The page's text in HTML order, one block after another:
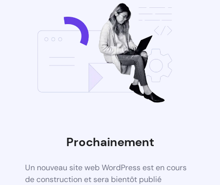
Prochainement
Un nouveau site web WordPress est en cours
de construction et sera bientôt publié